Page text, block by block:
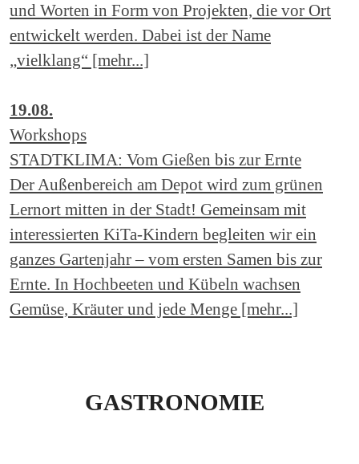
und Worten in Form von Projekten, die vor Ort
entwickelt werden. Dabei ist der Name
„vielklang“ [mehr...]
19.08.
Workshops
STADTKLIMA: Vom Gießen bis zur Ernte
Der Außenbereich am Depot wird zum grünen
Lernort mitten in der Stadt! Gemeinsam mit
interessierten KiTa-Kindern begleiten wir ein
ganzes Gartenjahr – vom ersten Samen bis zur
Ernte. In Hochbeeten und Kübeln wachsen
Gemüse, Kräuter und jede Menge [mehr...]
GASTRONOMIE